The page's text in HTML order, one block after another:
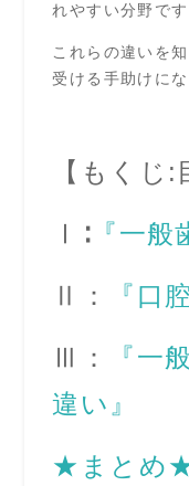
れやすい分野です
これらの違いを
受ける手助けにな
【もくじ:
Ⅰ∶ 『一般
Ⅱ： 『口
Ⅲ：
『一
違い』
★まとめ